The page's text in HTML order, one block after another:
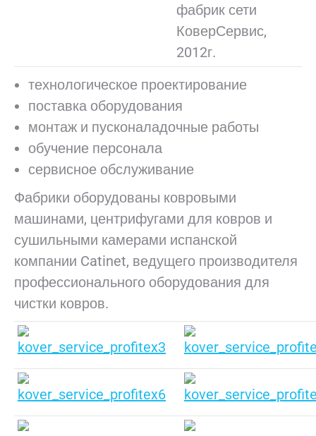
фабрик сети
КоверСервис,
2012г.
технологическое проектирование
поставка оборудования
монтаж и пусконаладочные работы
обучение персонала
сервисное обслуживание
Фабрики оборудованы ковровыми
машинами, центрифугами для ковров и
сушильными камерами испанской
компании Catinet, ведущего производителя
профессионального оборудования для
чистки ковров.